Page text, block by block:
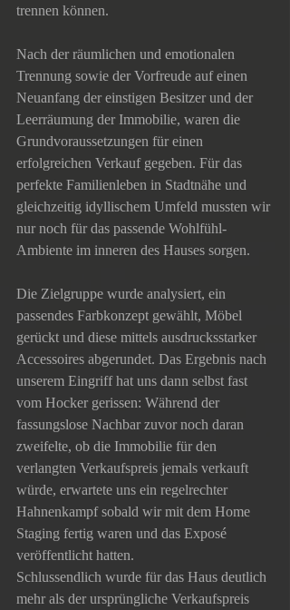
trennen können.
Nach der räumlichen und emotionalen
Trennung sowie der Vorfreude auf einen
Neuanfang der einstigen Besitzer und der
Leerräumung der Immobilie, waren die
Grundvoraussetzungen für einen
erfolgreichen Verkauf gegeben. Für das
perfekte Familienleben in Stadtnähe und
gleichzeitig idyllischem Umfeld mussten wir
nur noch für das passende Wohlfühl-
Ambiente im inneren des Hauses sorgen.
Die Zielgruppe wurde analysiert, ein
passendes Farbkonzept gewählt, Möbel
gerückt und diese mittels ausdrucksstarker
Accessoires abgerundet. Das Ergebnis nach
unserem Eingriff hat uns dann selbst fast
vom Hocker gerissen: Während der
fassungslose Nachbar zuvor noch daran
zweifelte, ob die Immobilie für den
verlangten Verkaufspreis jemals verkauft
würde, erwartete uns ein regelrechter
Hahnenkampf sobald wir mit dem Home
Staging fertig waren und das Exposé
veröffentlicht hatten.
Schlussendlich wurde für das Haus deutlich
mehr als der ursprüngliche Verkaufspreis